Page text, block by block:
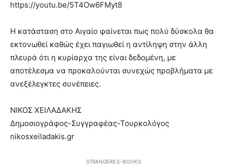
https://youtu.be/5T4Ow6FMyt8
Η κατάσταση στο Αιγαίο φαίνεται πως πολύ δύσκολα θα
εκτονωθεί καθώς έχει παγιωθεί η αντίληψη στην άλλη
πλευρά ότι η κυρίαρχα της είναι δεδομένη, με
αποτέλεσμα να προκαλούνται συνεχώς προβλήματα με
ανεξέλεγκτες συνέπειες.
ΝΙΚΟΣ ΧΕΙΛΑΔΑΚΗΣ
Δημοσιογράφος-Συγγραφέας-Τουρκολόγος
nikosxeiladakis.gr
STRANGERS E-BOOKS